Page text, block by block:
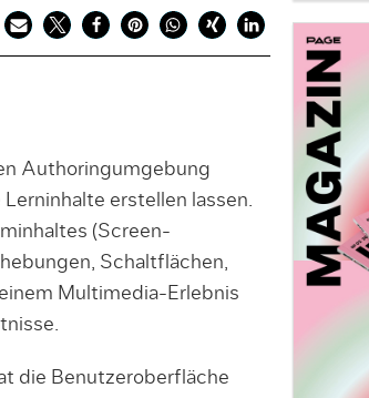
Authoringumgebung
erstellen lassen.
(Screen-
Schaltflächen,
Multimedia-Erlebnis
die Benutzeroberfläche